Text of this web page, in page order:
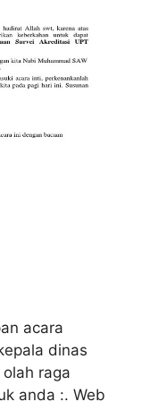
acara
dinas
raga
anda :. Web